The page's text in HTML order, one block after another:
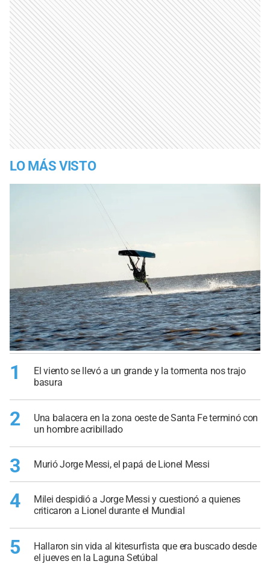
LO MÁS VISTO
1
El viento se llevó a un grande y la tormenta nos trajo
basura
2
Una balacera en la zona oeste de Santa Fe terminó con
un hombre acribillado
3 Murió Jorge Messi, el papá de Lionel Messi
4
Milei despidió a Jorge Messi y cuestionó a quienes
criticaron a Lionel durante el Mundial
5
Hallaron sin vida al kitesurfista que era buscado desde
el jueves en la Laguna Setúbal